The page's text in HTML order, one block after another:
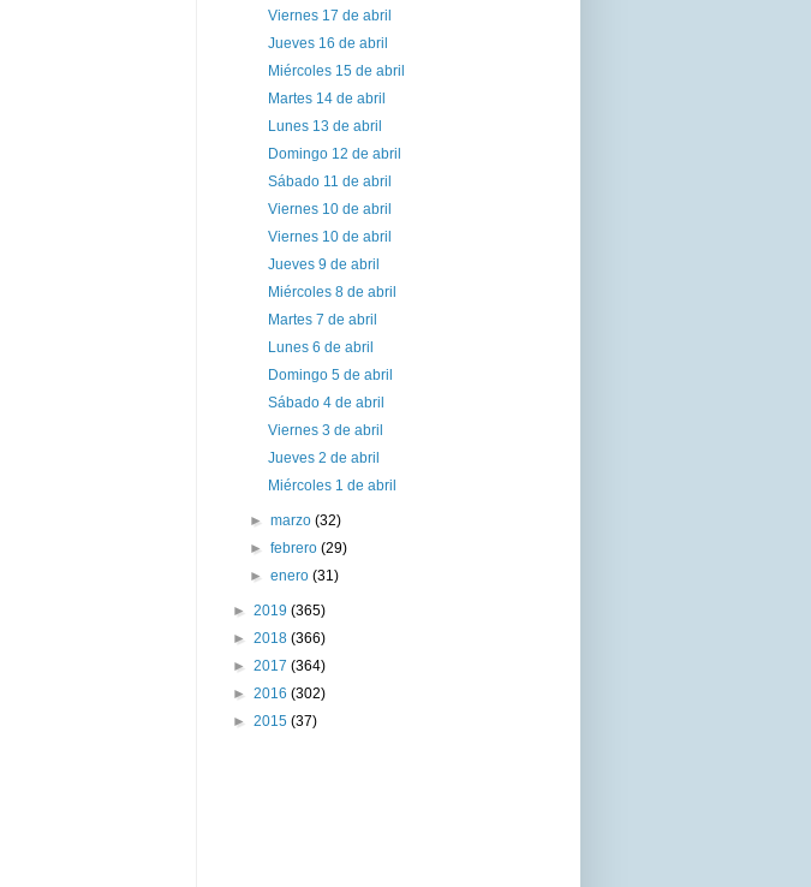
Viernes 17 de abril
Jueves 16 de abril
Miércoles 15 de abril
Martes 14 de abril
Lunes 13 de abril
Domingo 12 de abril
Sábado 11 de abril
Viernes 10 de abril
Viernes 10 de abril
Jueves 9 de abril
Miércoles 8 de abril
Martes 7 de abril
Lunes 6 de abril
Domingo 5 de abril
Sábado 4 de abril
Viernes 3 de abril
Jueves 2 de abril
Miércoles 1 de abril
►marzo(32)
►febrero(29)
►enero(31)
► 2019 (365)
► 2018 (366)
► 2017 (364)
► 2016 (302)
► 2015 (37)